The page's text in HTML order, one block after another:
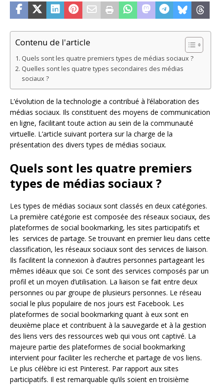
Contenu de l'article
Quels sont les quatre premiers types de médias sociaux ?
Quelles sont les quatre types secondaires des médias
sociaux ?
L’évolution de la technologie a contribué à l’élaboration des
médias sociaux. Ils constituent des moyens de communication
en ligne, facilitant toute action au sein de la communauté
virtuelle. L’article suivant portera sur la charge de la
présentation des divers types de médias sociaux.
Quels sont les quatre premiers
types de médias sociaux ?
Les types de médias sociaux sont classés en deux catégories.
La première catégorie est composée des réseaux sociaux, des
plateformes de social bookmarking, les sites participatifs et
les services de partage. Se trouvant en premier lieu dans cette
classification, les réseaux sociaux sont des services de liaison.
Ils facilitent la connexion à d’autres personnes partageant les
mêmes idéaux que soi. Ce sont des services composés par un
profil et un moyen d’utilisation. La liaison se fait entre deux
personnes ou par groupe de plusieurs personnes. Le réseau
social le plus populaire de nos jours est Facebook. Les
plateformes de social bookmarking quant à eux sont en
deuxième place et contribuent à la sauvegarde et à la gestion
des liens vers des ressources web qui vous ont captivé. La
majeure partie des plateformes de social bookmarking
intervient pour faciliter les recherche et partage de vos liens.
Le plus célèbre ici est Pinterest. Par rapport aux sites
participatifs. Il est remarquable qu’ils soient en troisième